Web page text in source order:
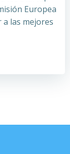
Europea
a las mejores